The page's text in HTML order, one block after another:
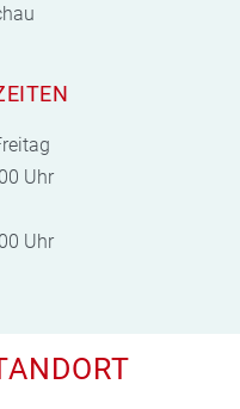
Uhr
Uhr